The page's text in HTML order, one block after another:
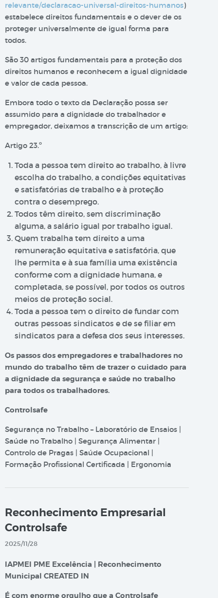
relevante/declaracao-universal-direitos-humanos)
estabelece direitos fundamentais e o dever de os
proteger universalmente de igual forma para
todos.
São 30 artigos fundamentais para a proteção dos
direitos humanos e reconhecem a igual dignidade
e valor de cada pessoa.
Embora todo o texto da Declaração possa ser
assumido para a dignidade do trabalhador e
empregador, deixamos a transcrição de um artigo:
Artigo 23.º
Toda a pessoa tem direito ao trabalho, à livre
escolha do trabalho, a condições equitativas
e satisfatórias de trabalho e à proteção
contra o desemprego.
Todos têm direito, sem discriminação
alguma, a salário igual por trabalho igual.
Quem trabalha tem direito a uma
remuneração equitativa e satisfatória, que
lhe permita e à sua família uma existência
conforme com a dignidade humana, e
completada, se possível, por todos os outros
meios de proteção social.
Toda a pessoa tem o direito de fundar com
outras pessoas sindicatos e de se filiar em
sindicatos para a defesa dos seus interesses.
Os passos dos empregadores e trabalhadores no
mundo do trabalho têm de trazer o cuidado para
a dignidade da segurança e saúde no trabalho
para todos os trabalhadores.
Controlsafe
Segurança no Trabalho – Laboratório de Ensaios |
Saúde no Trabalho | Segurança Alimentar |
Controlo de Pragas | Saúde Ocupacional |
Formação Profissional Certificada | Ergonomia
Reconhecimento Empresarial
Controlsafe
2025/11/28
IAPMEI PME Excelência | Reconhecimento
Municipal CREATED IN
É com enorme orgulho que a Controlsafe